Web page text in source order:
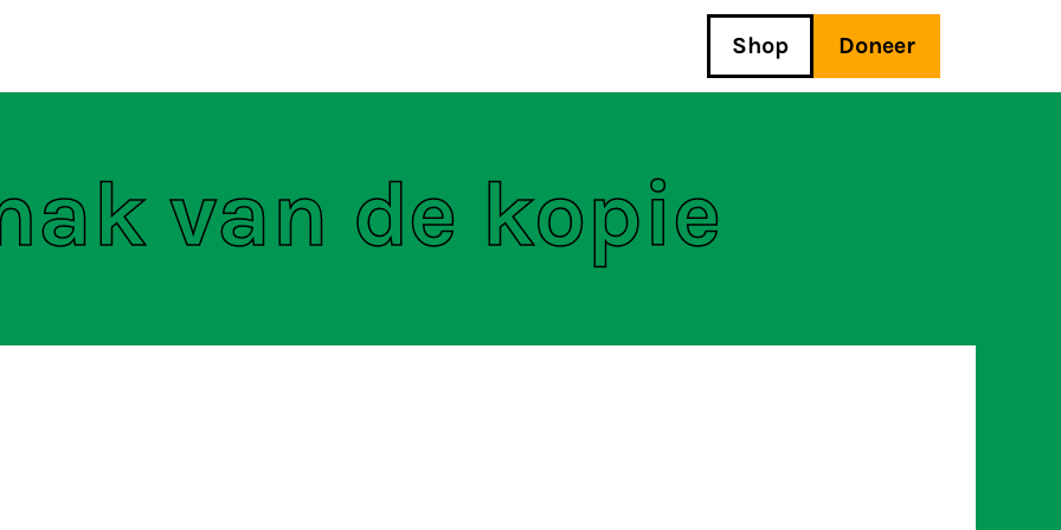
Shop Doneer
van de kopie